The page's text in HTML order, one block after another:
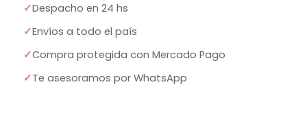
✓Despacho en 24 hs
✓Envíos a todo el país
✓Compra protegida con Mercado Pago
✓Te asesoramos por WhatsApp